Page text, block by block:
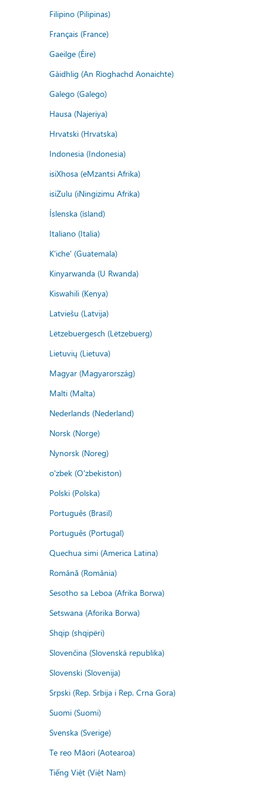
Filipino (Pilipinas)
Français (France)
Gaeilge (Éire)
Gàidhlig (An Rìoghachd Aonaichte)
Galego (Galego)
Hausa (Najeriya)
Hrvatski (Hrvatska)
Indonesia (Indonesia)
isiXhosa (eMzantsi Afrika)
isiZulu (iNingizimu Afrika)
Íslenska (ísland)
Italiano (Italia)
K'iche' (Guatemala)
Kinyarwanda (U Rwanda)
Kiswahili (Kenya)
Latviešu (Latvija)
Lëtzebuergesch (Lëtzebuerg)
Lietuvių (Lietuva)
Magyar (Magyarország)
Malti (Malta)
Nederlands (Nederland)
Norsk (Norge)
Nynorsk (Noreg)
o'zbek (O'zbekiston)
Polski (Polska)
Português (Brasil)
Português (Portugal)
Quechua simi (America Latina)
Română (România)
Sesotho sa Leboa (Afrika Borwa)
Setswana (Aforika Borwa)
Shqip (shqipëri)
Slovenčina (Slovenská republika)
Slovenski (Slovenija)
Srpski (Rep. Srbija i Rep. Crna Gora)
Suomi (Suomi)
Svenska (Sverige)
Te reo Māori (Aotearoa)
Tiếng Việt (Việt Nam)